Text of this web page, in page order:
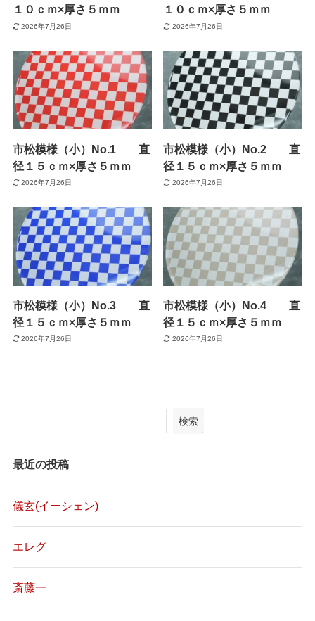
１０ｃｍ×厚さ５ｍｍ
2026年7月26日
１０ｃｍ×厚さ５ｍｍ
2026年7月26日
市松模様（小）No.1 直
径１５ｃｍ×厚さ５ｍｍ
2026年7月26日
市松模様（小）No.2 直
径１５ｃｍ×厚さ５ｍｍ
2026年7月26日
市松模様（小）No.3 直
径１５ｃｍ×厚さ５ｍｍ
2026年7月26日
市松模様（小）No.4 直
径１５ｃｍ×厚さ５ｍｍ
2026年7月26日
検索
最近の投稿
儀玄(イーシェン)
エレグ
斎藤一